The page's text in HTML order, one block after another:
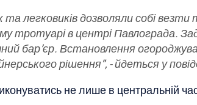
та легковиків дозволяли собі
тротуарі в центрі Павлограда.
бар’єр. Встановлення
рішення", - йдеться у
не лише в центральній